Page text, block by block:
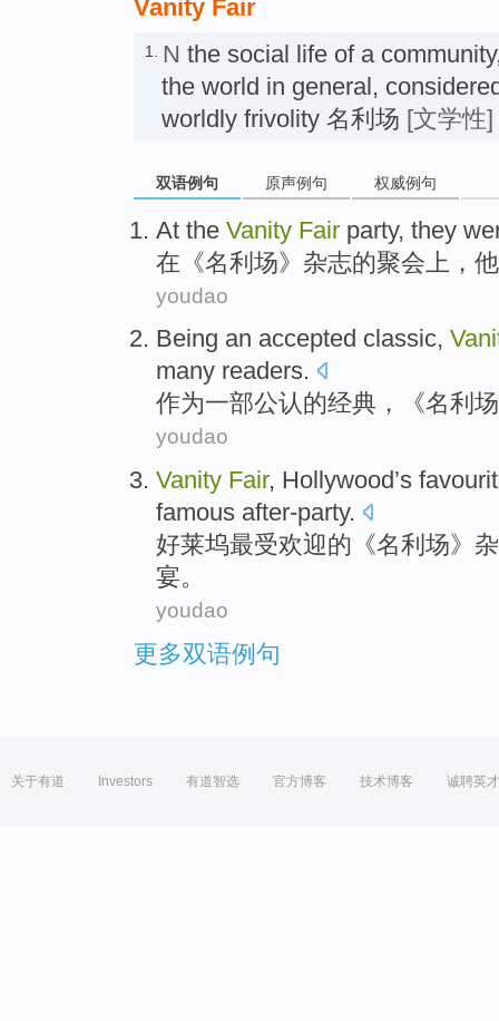
Vanity Fair
1. N the social life of a
the world in general,
worldly frivolity 名利场 [文学性]
双语例句 原声例句 权威例句
At the Vanity Fair party, they
在 《名利场》杂志的聚会上 ，
youdao
Being an accepted classic,
many readers.
作为一部公认的经典 ，《名利场
youdao
Vanity Fair, Hollywood’s
famous after-party.
好莱坞最受欢迎的 《名利场》
宴。
youdao
更多双语例句
关于有道 Investors 有道智选 官方博客 技术博客 诚聘英才